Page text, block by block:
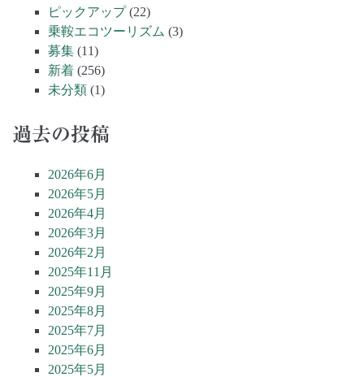
ピックアップ(22)
乗鞍エコツーリズム (3)
募集 (11)
新着 (256)
未分類 (1)
過去の投稿
2026年6月
2026年5月
2026年4月
2026年3月
2026年2月
2025年11月
2025年9月
2025年8月
2025年7月
2025年6月
2025年5月